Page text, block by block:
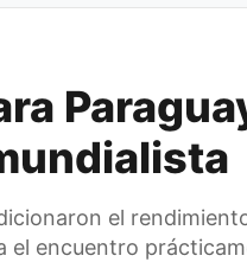
el
el encuentro